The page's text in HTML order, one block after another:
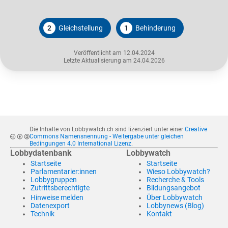
2 Gleichstellung 1 Behinderung
Veröffentlicht am 12.04.2024
Letzte Aktualisierung am 24.04.2026
Die Inhalte von Lobbywatch.ch sind lizenziert unter einer Creative
Commons Namensnennung - Weitergabe unter gleichen
Bedingungen 4.0 International Lizenz.
Lobbydatenbank
Startseite
Parlamentarier:innen
Lobbygruppen
Zutrittsberechtigte
Hinweise melden
Datenexport
Technik
Lobbywatch
Startseite
Wieso Lobbywatch?
Recherche & Tools
Bildungsangebot
Über Lobbywatch
Lobbynews (Blog)
Kontakt